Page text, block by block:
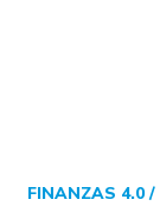
FINANZAS 4.0 /